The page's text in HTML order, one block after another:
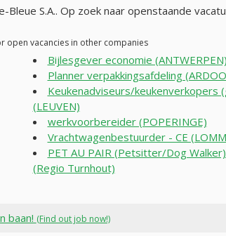
S.A.. Op zoek naar openstaande
open vacancies in other companies
Bijlesgever economie (ANTWERPEN)
Planner verpakkingsafdeling
Keukenadviseurs/keukenverkopers
(LEUVEN)
werkvoorbereider (POPERINGE)
Vrachtwagenbestuurder - CE
PET AU PAIR (Petsitter/Dog
(Regio Turnhout)
baan! (Find out job now!)